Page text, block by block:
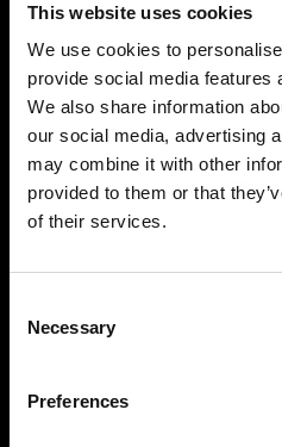
This website uses cookies
We use cookies to
provide social media features
We also share information
our social media, advertising
may combine it with other
provided to them or that
of their services.
Selection
Necessary
Preferences
Qualité
économiques
Avec Väderstad, profitez
d'une efficacité
Le coût par